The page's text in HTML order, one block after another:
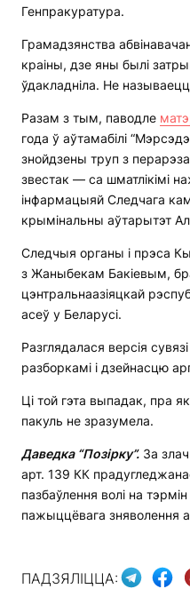
Генпракуратура.
Грамадзянства
краіны, дзе яны былі
ўдакладніла. Не
Разам з тым, паводле
года ў аўтамабілі
знойдзены труп з
звестак — са шматлікімі
інфармацыяй Следчага
крымінальны аўтарытэт
Следчыя органы і прэса
з Жаныбекам Бакіевым,
цэнтральнаазіяцкай
асеў у Беларусі.
Разглядалася версія
разборкамі і дзейнасцю
Ці той гэта выпадак, пра
пакуль не зразумела.
Даведка “Позірку”. За
арт. 139 КК
пазбаўлення волі на
пажыццёвага зняволення
ПАДЗЯЛІЦЦА: